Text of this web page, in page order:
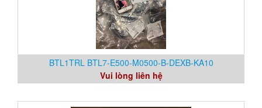
BTL1TRL BTL7-E500-M0500-B-DEXB-KA10
Vui lòng liên hệ